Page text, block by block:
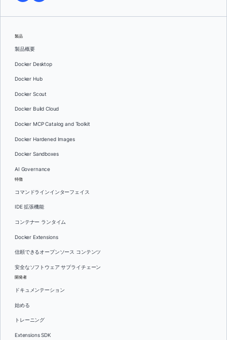
製品
製品概要
Docker Desktop
Docker Hub
Docker Scout
Docker Build Cloud
Docker MCP Catalog and Toolkit
Docker Hardened Images
Docker Sandboxes
AI Governance
特徴
コマンドラインインターフェイス
IDE 拡張機能
コンテナー ランタイム
Docker Extensions
信頼できるオープンソース コンテンツ
安全なソフトウェア サプライチェーン
開発者
ドキュメンテーション
始める
トレーニング
Extensions SDK